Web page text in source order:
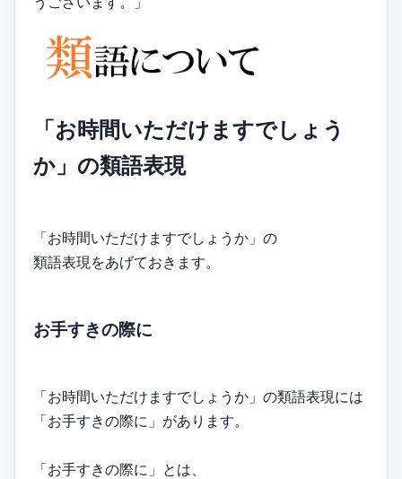
「お時間いただけますでしょう
か」の類語表現
「お時間いただけますでしょうか」の
類語表現をあげておきます。
お手すきの際に
「お時間いただけますでしょうか」の類語表現には
「お手すきの際に」があります。
「お手すきの際に」とは、